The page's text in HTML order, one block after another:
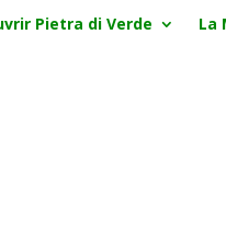
Pietra di Verde La